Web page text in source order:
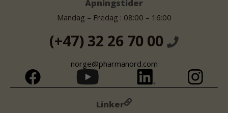
Åpningstider
Mandag – Fredag : 08:00 – 16:00
(+47) 32 26 70 00
norge@pharmanord.com
Linker